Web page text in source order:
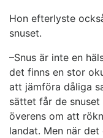
Hon efterlyste
snuset.
–Snus är inte en
det finns en stor
att jämföra dåliga
sättet får de
överens om att
landat. Men när